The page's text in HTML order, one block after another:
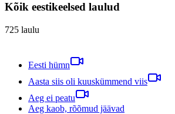
Kõik eestikeelsed laulud
725 laulu
Eesti hümn
Aasta siis oli kuuskümmend viis
Aeg ei peatu
Aeg kaob, rõõmud jäävad